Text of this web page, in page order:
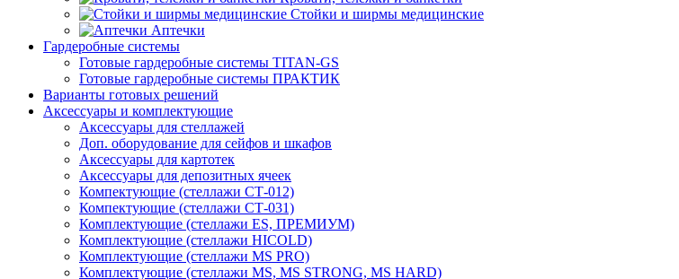
Стойки и ширмы медицинские
Аптечки
Гардеробные системы
Готовые гардеробные системы TITAN-GS
Готовые гардеробные системы ПРАКТИК
Варианты готовых решений
Аксессуары и комплектующие
Аксессуары для стеллажей
Доп. оборудование для сейфов и шкафов
Аксессуары для картотек
Аксессуары для депозитных ячеек
Компектующие (стеллажи СТ-012)
Компектующие (стеллажи СТ-031)
Комплектующие (стеллажи ES, ПРЕМИУМ)
Комплектующие (стеллажи HICOLD)
Комплектующие (стеллажи MS PRO)
Комплектующие (стеллажи MS, MS STRONG, MS HARD)